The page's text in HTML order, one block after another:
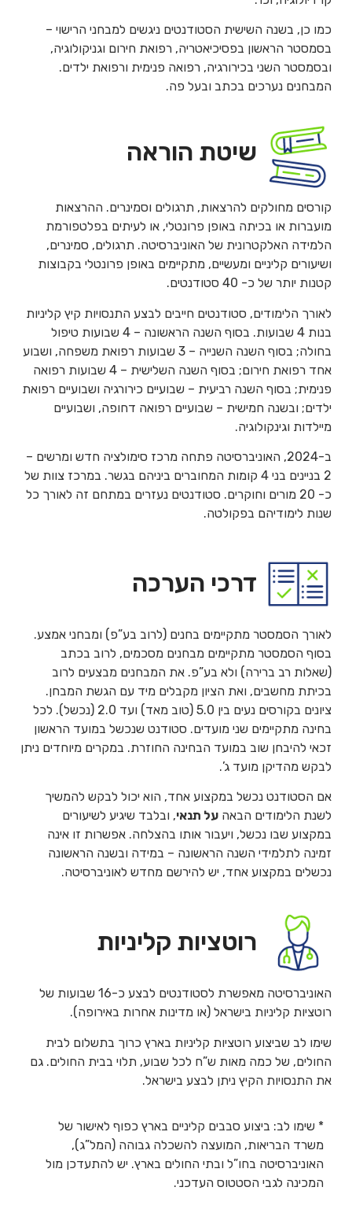
כמו כן, בשנה השישית הסטודנטים ניגשים למבחני הרישוי –
בסמסטר הראשון בפסיכיאטריה, רפואת חירום וגניקולוגיה,
ובסמסטר השני בכירורגיה, רפואה פנימית ורפואת ילדים.
המבחנים נערכים בכתב ובעל פה.
שיטת הוראה
קורסים מחולקים להרצאות, תרגולים וסמינרים. ההרצאות
מועברות או בכיתה באופן פרונטלי, או לעיתים בפלטפורמת
הלמידה האלקטרונית של האוניברסיטה. תרגולים, סמינרים,
ושיעורים קליניים ומעשיים, מתקיימים באופן פרונטלי בקבוצות
קטנות יותר של כ- 40 סטודנטים.
לאורך הלימודים, סטודנטים חייבים לבצע התנסויות קיץ קליניות
בנות 4 שבועות. בסוף השנה הראשונה – 4 שבועות טיפול
בחולה; בסוף השנה השנייה – 3 שבועות רפואת משפחה, ושבוע
אחד רפואת חירום; בסוף השנה השלישית – 4 שבועות רפואה
פנימית; בסוף השנה רביעית – שבועיים כירורגיה ושבועיים רפואת
ילדים; ובשנה חמישית – שבועיים רפואה דחופה, ושבועיים
מיילדות וגינקולוגיה.
ב-2024, האוניברסיטה פתחה מרכז סימולציה חדש ומרשים –
2 בניינים בני 4 קומות המחוברים ביניהם בגשר. במרכז צוות של
כ- 20 מורים וחוקרים. סטודנטים נעזרים במתחם זה לאורך כל
שנות לימודיהם בפקולטה.
דרכי הערכה
לאורך הסמסטר מתקיימים בחנים (לרוב בע”פ) ומבחני אמצע.
בסוף הסמסטר מתקיימים מבחנים מסכמים, לרוב בכתב
(שאלות רב ברירה) ולא בע”פ. את המבחנים מבצעים לרוב
בכיתת מחשבים, ואת הציון מקבלים מיד עם הגשת המבחן.
ציונים בקורסים נעים בין 5.0 (טוב מאד) ועד 2.0 (נכשל). לכל
בחינה מתקיימים שני מועדים. סטודנט שנכשל במועד הראשון
זכאי להיבחן שוב במועד הבחינה החוזרת. במקרים מיוחדים ניתן
לבקש מהדיקן מועד ג’.
אם הסטודנט נכשל במקצוע אחד, הוא יכול לבקש להמשיך
לשנת הלימודים הבאה על תנאי, ובלבד שיגיע לשיעורים
במקצוע שבו נכשל, ויעבור אותו בהצלחה. אפשרות זו אינה
זמינה לתלמידי השנה הראשונה – במידה ובשנה הראשונה
נכשלים במקצוע אחד, יש להירשם מחדש לאוניברסיטה.
רוטציות קליניות
האוניברסיטה מאפשרת לסטודנטים לבצע כ-16 שבועות של
רוטציות קליניות בישראל (או מדינות אחרות באירופה).
שימו לב שביצוע רוטציות קליניות בארץ כרוך בתשלום לבית
החולים, של כמה מאות ש”ח לכל שבוע, תלוי בבית החולים. גם
את התנסויות הקיץ ניתן לבצע בישראל.
* שימו לב: ביצוע סבבים קליניים בארץ כפוף לאישור של
משרד הבריאות, המועצה להשכלה גבוהה (המל”ג),
האוניברסיטה בחו”ל ובתי החולים בארץ. יש להתעדכן מול
המכינה לגבי הסטטוס העדכני.